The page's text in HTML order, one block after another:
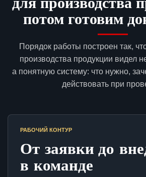
потом готовим
Порядок работы построен так,
производства продукции видел
а понятную систему: что нужно,
действовать при
РАБОЧИЙ КОНТУР
От заявки до
в команде